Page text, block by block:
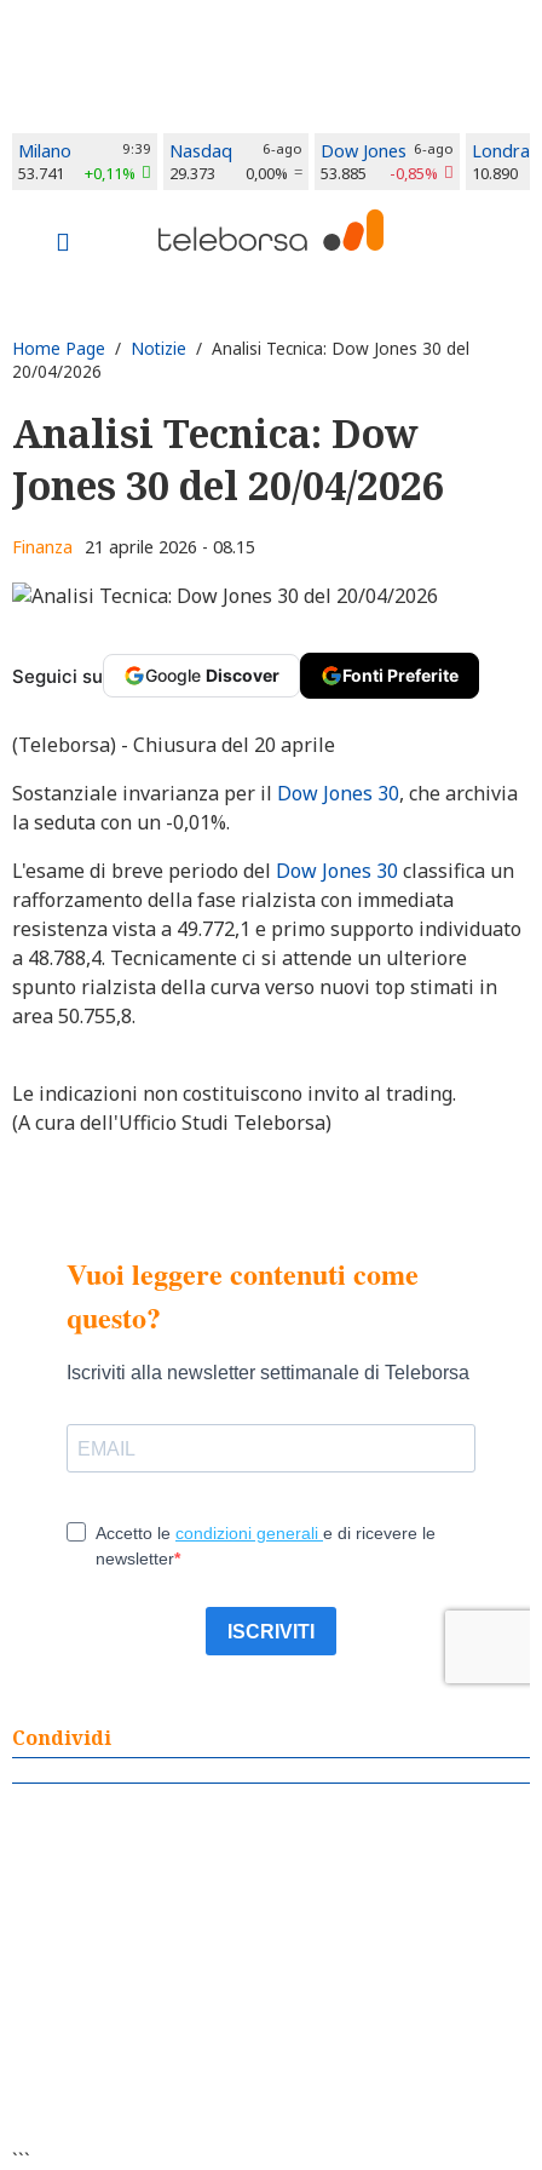
Milano 9:39
53.741 +0,11%
Nasdaq 6-ago
29.373 0,00%
Dow Jones 6-ago
53.885 -0,85%
Londra
10.890
Home Page / Notizie / Analisi Tecnica: Dow Jones 30 del
20/04/2026
Analisi Tecnica: Dow
Jones 30 del 20/04/2026
Finanza 21 aprile 2026 - 08.15
Seguici su Google Discover Fonti Preferite
(Teleborsa) - Chiusura del 20 aprile
Sostanziale invarianza per il Dow Jones 30, che archivia
la seduta con un -0,01%.
L'esame di breve periodo del Dow Jones 30classifica un
rafforzamento della fase rialzista con immediata
resistenza vista a 49.772,1 e primo supporto individuato
a 48.788,4. Tecnicamente ci si attende un ulteriore
spunto rialzista della curva verso nuovi top stimati in
area 50.755,8.
Le indicazioni non costituiscono invito al trading.
(A cura dell'Ufficio Studi Teleborsa)
Condividi
```